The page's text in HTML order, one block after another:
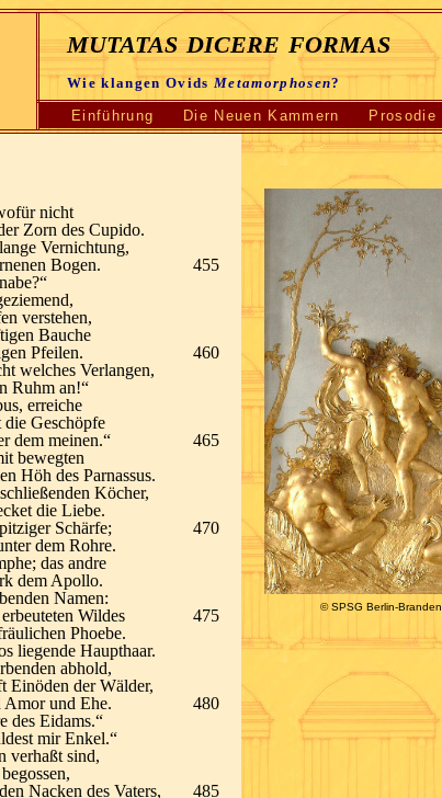
mutatas dicere formas
Wie klangen Ovids Metamorphosen?
Einführung
Die Neuen Kammern
nicht
Zorn des Cupido.
Vernichtung,
Bogen.
verstehen,
Bauche
Pfeilen.
welches Verlangen,
Ruhm an!“
erreiche
Geschöpfe
dem meinen.“
bewegten
Höh des Parnassus.
Köcher,
die Liebe.
Schärfe;
dem Rohre.
das andre
dem Apollo.
Namen:
Wildes
Phoebe.
liegende Haupthaar.
abhold,
Einöden der Wälder,
Amor und Ehe.
des Eidams.“
mir Enkel.“
verhaßt sind,
Nacken des Vaters,
455
460
465
470
475
480
485
© SPSG Berlin-